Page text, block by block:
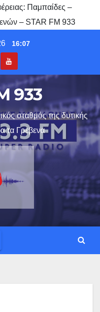
Παμπαίδες –
– STAR FM 933
16:07
933
σταθμός της δυτικής
τα Γρεβενα